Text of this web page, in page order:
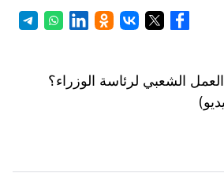
الشعبي لرئاسة الوزراء؟